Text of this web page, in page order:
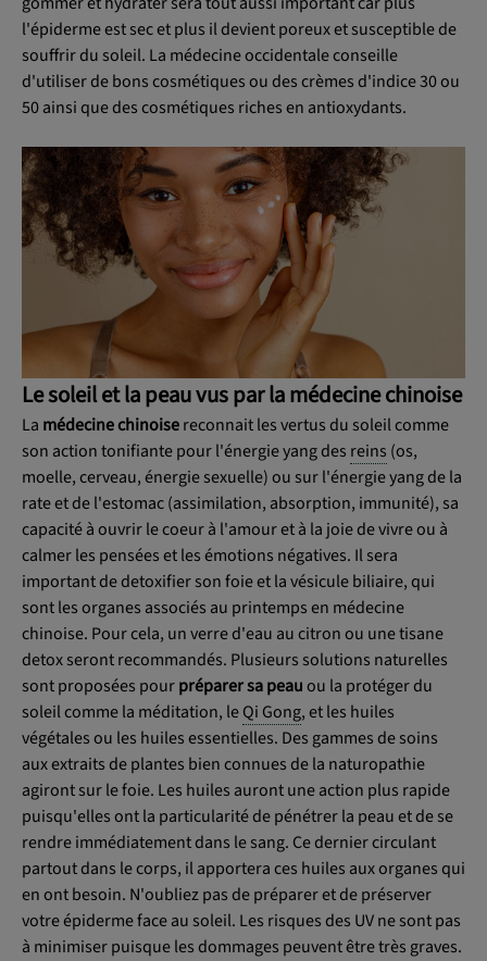
l'épiderme est sec et plus il devient poreux et susceptible de
souffrir du soleil. La médecine occidentale conseille
d'utiliser de bons cosmétiques ou des crèmes d'indice 30 ou
50 ainsi que des cosmétiques riches en antioxydants.
Le soleil et la peau vus par la médecine chinoise
La médecine chinoisereconnait les vertus du soleil comme
son action tonifiante pour l'énergie yang des reins (os,
moelle, cerveau, énergie sexuelle) ou sur l'énergie yang de la
rate et de l'estomac (assimilation, absorption, immunité), sa
capacité à ouvrir le coeur à l'amour et à la joie de vivre ou à
calmer les pensées et les émotions négatives. Il sera
important de detoxifier son foie et la vésicule biliaire, qui
sont les organes associés au printemps en médecine
chinoise. Pour cela, un verre d'eau au citron ou une tisane
detox seront recommandés. Plusieurs solutions naturelles
sont proposées pourpréparer sa peauou la protéger du
soleil comme la méditation, leQi Gong, et les huiles
végétales ou les huiles essentielles. Des gammes de soins
aux extraits de plantes bien connues de la naturopathie
agiront sur le foie. Les huiles auront une action plus rapide
puisqu'elles ont la particularité de pénétrer la peau et de se
rendre immédiatement dans le sang. Ce dernier circulant
partout dans le corps, il apportera ces huiles aux organes qui
en ont besoin. N'oubliez pas de préparer et de préserver
votre épiderme face au soleil. Les risques des UV ne sont pas
à minimiser puisque les dommages peuvent être très graves.